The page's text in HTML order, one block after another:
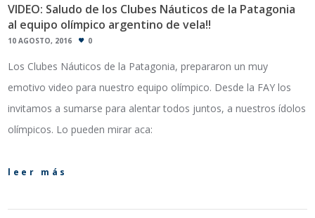
VIDEO: Saludo de los Clubes Náuticos de la Patagonia
al equipo olímpico argentino de vela!!
10 AGOSTO, 2016 0
Los Clubes Náuticos de la Patagonia, prepararon un muy
emotivo video para nuestro equipo olímpico. Desde la FAY los
invitamos a sumarse para alentar todos juntos, a nuestros ídolos
olímpicos. Lo pueden mirar aca:
leer más